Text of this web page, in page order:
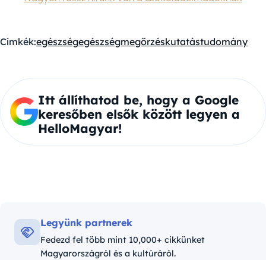
Címkék:egészségegészségmegőrzéskutatástudomány
Itt állíthatod be, hogy a Google
keresőben elsők között legyen a
HelloMagyar!
Legyünk partnerek
Fedezd fel több mint 10,000+ cikkünket
Magyarországról és a kultúráról.